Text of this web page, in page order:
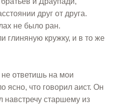
друг от друга.
не было ран.
глиняную кружку, и в то же
ответишь на мои
ясно, что говорил аист. Он
старшему из